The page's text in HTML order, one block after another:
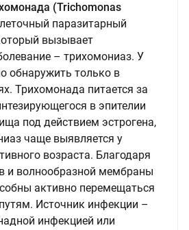
(Trichomonas
паразитарный
вызывает
– трихомониаз. У
обнаружить только в
Трихомонада питается за
в эпителии
под действием эстрогена,
чаще выявляется у
возраста. Благодаря
и волнообразной мембраны
активно перемещаться
Источник инфекции –
инфекцией или